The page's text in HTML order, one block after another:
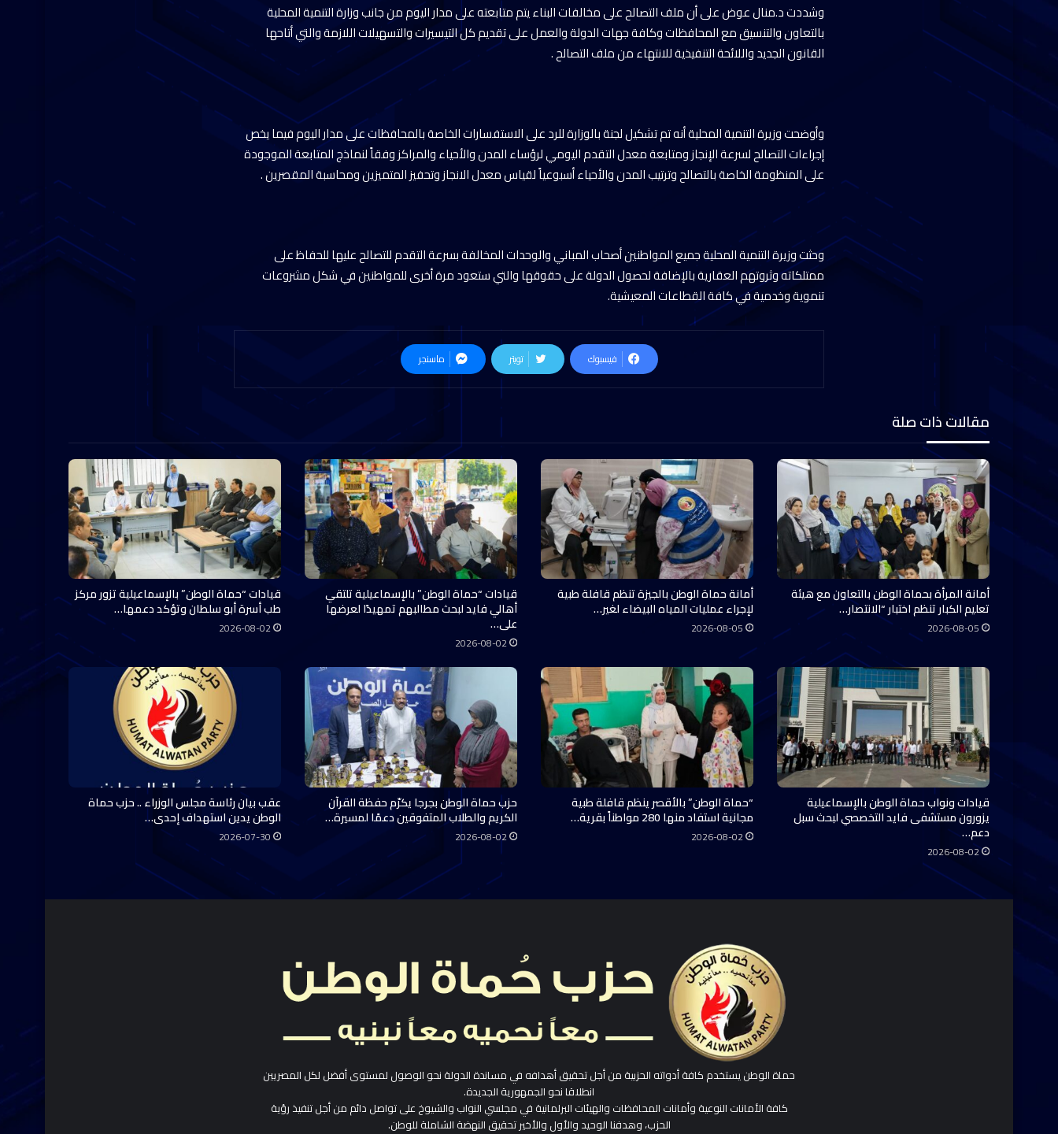
وشددت د.منال عوض على أن ملف التصالح على مخالفات البناء يتم متابعته على مدار اليوم من جانب وزارة التنمية المحلية
بالتعاون والتنسيق مع المحافظات وكافة جهات الدولة والعمل على تقديم كل التيسيرات والتسهيلات اللازمة والتي أتاحها
القانون الجديد واللائحة التنفيذية للانتهاء من ملف التصالح .
وأوضحت وزيرة التنمية المحلية أنه تم تشكيل لجنة بالوزارة للرد على الاستفسارات الخاصة بالمحافظات على مدار اليوم فيما يخص
إجراءات التصالح لسرعة الإنجاز ومتابعة معدل التقدم اليومي لرؤساء المدن والأحياء والمراكز وفقاً لنماذج المتابعة الموجودة
على المنظومة الخاصة بالتصالح وترتيب المدن والأحياء أسبوعياً لقياس معدل الانجاز وتحفيز المتميزين ومحاسبة المقصرين .
وحثت وزيرة التنمية المحلية جميع المواطنين أصحاب المباني والوحدات المخالفة بسرعة التقدم للتصالح عليها للحفاظ على
ممتلكاته وثروتهم العقارية بالإضافة لحصول الدولة على حقوقها والتي ستعود مرة أخرى للمواطنين في شكل مشروعات
تنموية وخدمية في كافة القطاعات المعيشية.
فيسبوك تويتر ماسنجر
مقالات ذات صلة
أمانة المرأة بحماة الوطن بالتعاون مع هيئة
تعليم الكبار تنظم اختبار “الانتصار…
2026-08-05
أمانة حماة الوطن بالجيزة تنظم قافلة طبية
لإجراء عمليات المياه البيضاء لغير…
2026-08-05
قيادات “حماة الوطن” بالإسماعيلية تلتقي
أهالي فايد لبحث مطالبهم تمهيدًا لعرضها
على…
2026-08-02
قيادات “حماة الوطن” بالإسماعيلية تزور مركز
طب أسرة أبو سلطان وتؤكد دعمها…
2026-08-02
قيادات ونواب حماة الوطن بالإسماعيلية
يزورون مستشفى فايد التخصصي لبحث سبل
دعم…
2026-08-02
“حماة الوطن” بالأقصر ينظم قافلة طبية
مجانية استفاد منها 280 مواطناً بقرية…
2026-08-02
حزب حماة الوطن بجرجا يكرّم حفظة القرآن
الكريم والطلاب المتفوقين دعمًا لمسيرة…
2026-08-02
عقب بيان رئاسة مجلس الوزراء .. حزب حماة
الوطن يدين استهداف إحدى…
2026-07-30
حماة الوطن يستخدم كافة أدواته الحزبية من أجل تحقيق أهدافه في مساندة الدولة نحو الوصول لمستوى أفضل لكل المصريين
انطلاقا نحو الجمهورية الجديدة.
كافة الأمانات النوعية وأمانات المحافظات والهيئات البرلمانية في مجلسي النواب والشيوخ على تواصل دائم من أجل تنفيذ رؤية
الحزب، وهدفنا الوحيد والأول والأخير تحقيق النهضة الشاملة للوطن.